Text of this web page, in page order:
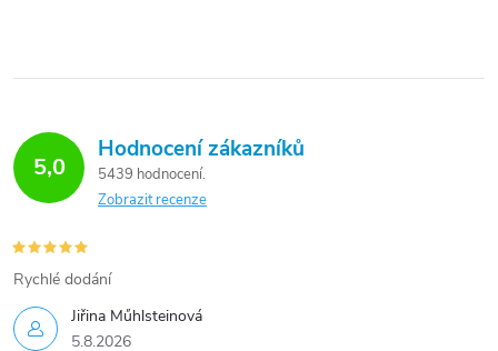
5,0
Hodnocení zákazníků
5439 hodnocení
Zobrazit recenze
Jiřina Műhlsteinová
5.8.2026
Rychlé dodání